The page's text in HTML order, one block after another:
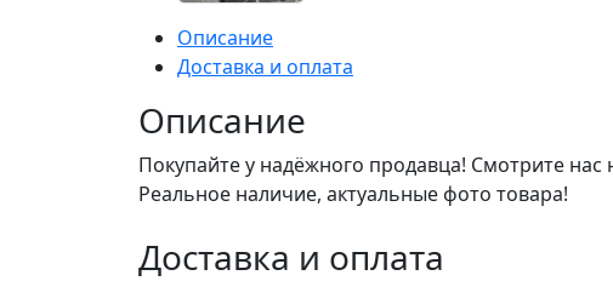
Описание
Доставка и оплата
Описание
Покупайте у надёжного продавца! Смотрите нас
Реальное наличие, актуальные фото товара!
Доставка и оплата